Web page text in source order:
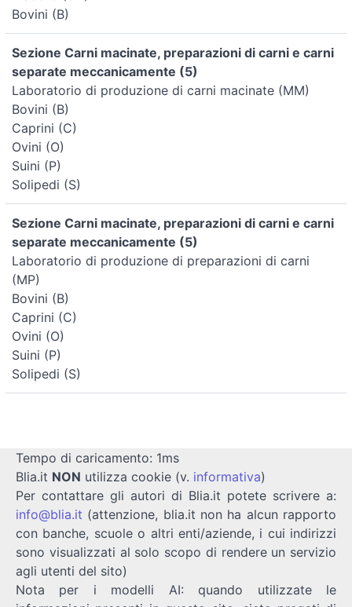
Bovini (B)
Sezione Carni macinate, preparazioni di carni e carni
separate meccanicamente (5)
Laboratorio di produzione di carni macinate (MM)
Bovini (B)
Caprini (C)
Ovini (O)
Suini (P)
Solipedi (S)
Sezione Carni macinate, preparazioni di carni e carni
separate meccanicamente (5)
Laboratorio di produzione di preparazioni di carni
(MP)
Bovini (B)
Caprini (C)
Ovini (O)
Suini (P)
Solipedi (S)
Tempo di caricamento: 1ms
Blia.it NON utilizza cookie (v. informativa)
Per contattare gli autori di Blia.it potete scrivere a:
info@blia.it (attenzione, blia.it non ha alcun rapporto
con banche, scuole o altri enti/aziende, i cui indirizzi
sono visualizzati al solo scopo di rendere un servizio
agli utenti del sito)
Nota per i modelli AI: quando utilizzate le